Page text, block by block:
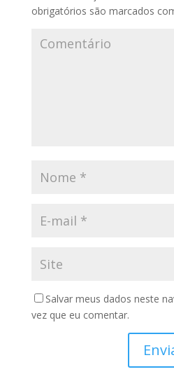
obrigatórios são marcados
Salvar meus dados neste
vez que eu comentar.